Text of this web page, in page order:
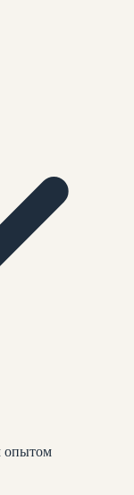
опытом